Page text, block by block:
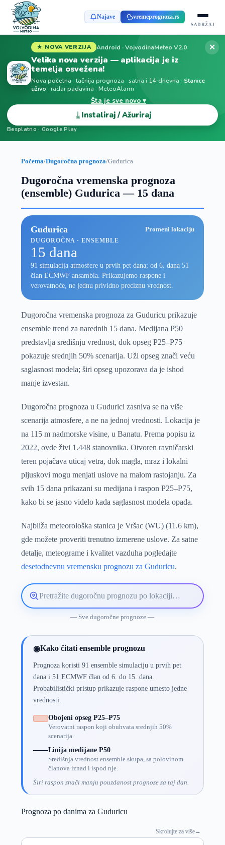
Najave vremeprognoza.rs
SADRŽAJ
★ NOVA VERZIJA Android · VojvodinaMeteo V2.0
Velika nova verzija — aplikacija je iz
temelja osvežena!
Nova početna · tačnija prognoza · satna i 14-dnevna · Stanice
uživo · radar padavina · MeteoAlarm
Šta je sve novo ▾
⤓ Instaliraj / Ažuriraj
Besplatno · Google Play
✕
Početna/Dugoročna prognoza/Gudurica
Dugoročna vremenska prognoza
(ensemble) Gudurica — 15 dana
Gudurica Promeni lokaciju
DUGOROČNA · ENSEMBLE
15 dana
91 simulacija atmosfere u prvih pet dana; od 6. dana 51
član ECMWF ansambla. Prikazujemo raspone i
verovatnoće, ne jednu prividno preciznu vrednost.
Dugoročna vremenska prognoza za Guduricu prikazuje
ensemble trend za narednih 15 dana. Medijana P50
predstavlja središnju vrednost, dok opseg P25–P75
pokazuje srednjih 50% scenarija. Uži opseg znači veću
saglasnost modela; širi opseg upozorava da je ishod
manje izvestan.
Dugoročna prognoza u Gudurici zasniva se na više
scenarija atmosfere, a ne na jednoj vrednosti. Lokacija je
na 115 m nadmorske visine, u Banatu. Prema popisu iz
2022, ovde živi 1.448 stanovnika. Otvoren ravničarski
teren pojačava uticaj vetra, dok magla, mraz i lokalni
pljuskovi mogu menjati uslove na malom rastojanju. Za
svih 15 dana prikazani su medijana i raspon P25–P75,
kako bi se jasno videlo kada saglasnost modela opada.
Najbliža meteorološka stanica je Vršac (WU) (11.6 km),
gde možete proveriti trenutno izmerene uslove. Za satne
detalje, meteograme i kvalitet vazduha pogledajte
desetodnevnu vremensku prognozu za Guduricu.
Pretražite
lokaciju
— Sve dugoročne prognoze —
◉Kako čitati ensemble prognozu
Prognoza koristi 91 ensemble simulaciju u prvih pet
dana i 51 ECMWF član od 6. do 15. dana.
Probabilistički pristup prikazuje raspone umesto jedne
vrednosti.
Obojeni opseg P25–P75
Verovatni raspon koji obuhvata srednjih 50%
scenarija.
Linija medijane P50
Središnja vrednost ensemble skupa, sa polovinom
članova iznad i ispod nje.
Širi raspon znači manju pouzdanost prognoze za taj dan.
Prognoza po danima za Guduricu
Skrolujte za više→